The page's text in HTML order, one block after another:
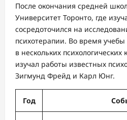
После окончания средней
Университет Торонто, где
сосредоточился на
психотерапии. Во время
в нескольких
изучал работы известных
Зигмунд Фрейд и Карл Юнг.
Год